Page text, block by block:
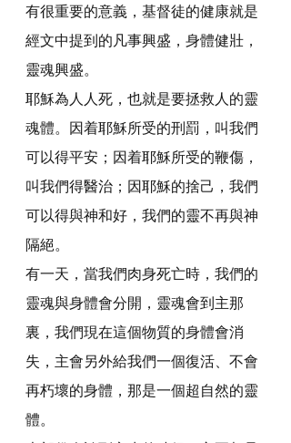
有很重要的意義，基督徒的健康就是
經文中提到的凡事興盛，身體健壯，
靈魂興盛。
耶穌為人人死，也就是要拯救人的靈
魂體。因着耶穌所受的刑罰，叫我們
可以得平安；因着耶穌所受的鞭傷，
叫我們得醫治；因耶穌的捨己，我們
可以得與神和好，我們的靈不再與神
隔絕。
有一天，當我們肉身死亡時，我們的
靈魂與身體會分開，靈魂會到主那
裏，我們現在這個物質的身體會消
失，主會另外給我們一個復活、不會
再朽壞的身體，那是一個超自然的靈
體。